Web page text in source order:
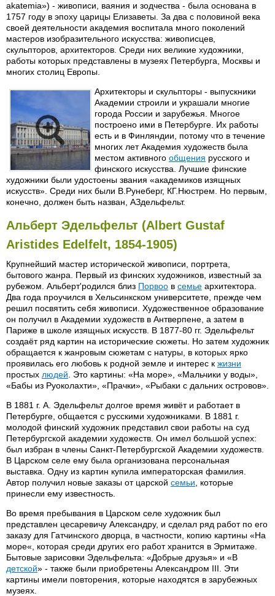
akatemia») - живописи, ваяния и зодчества - была основана в
1757 году в эпоху царицы Елизаветы. За два с половиной века
своей деятельности академия воспитала много поколений
мастеров изобразительного искусства: живописцев,
скульпторов, архитекторов. Среди них великие художники,
работы которых представлены в музеях Петербурга, Москвы и
многих столиц Европы.
Архитекторы и скульпторы - выпускники
Академии строили и украшали многие
города России и зарубежья. Многое
построено ими в Петербурге. Их работы
есть и в Финляндии, потому что в течение
многих лет Академия художеств была
местом активного общения русского и
финского искусства. Лучшие финские
художники были удостоены звания «академиков изящных
искусств». Среди них были В.Рунеберг, КГ.Нюстрем. Но первым,
конечно, должен быть назван, АЗдельфельт.
Альберт Эдельфельт (Albert Gustaf
Aristides Edelfelt, 1854-1905)
Крупнейший мастер исторической живописи, портрета,
бытового жанра. Первый из финских художников, известный за
рубежом. Альберт'родился близ Порвоо в семье архитектора.
Два года проучился в Хельсинкском университете, прежде чем
решил посвятить себя живописи. Художественное образование
он получил в Академии художеств в Антверпене, а затем в
Париже в школе изящных искусств. В 1877-80 гг. Эдельфельт
создаёт ряд картин на исторические сюжеты. Но затем художник
обращается к жанровым сюжетам с натуры, в которых ярко
проявилась его любовь к родной земле и интерес к жизни
простых людей . Это картины: «На море», «Мальчики у воды»,
«Бабы из Руоколахти», «Прачки», «Рыбаки с дальних островов».
В 1881 г. А. Эдельфельт долгое время живёт и работает в
Петербурге, общается с русскими художниками. В 1881 г.
молодой финский художник представил свои работы на суд
Петербургской академии художеств. Он имел большой успех:
был избран в члены Санкт-Петербургской Академии художеств.
В Царском селе ему была организована персональная
выставка. Одну из картин купила императорская фамилия.
Автор получил новые заказы от царской семьи , которые
принесли ему известность.
Во время пребывания в Царском селе художник был
представлен цесаревичу Александру, и сделал ряд работ по его
заказу для Гатчинского дворца, в частности, копию картины «На
море«, которая среди других его работ хранится в Эрмитаже.
Бытовые зарисовки Эдельфельта: «Добрые друзья» и «В
детской» - также были приобретены Александром III. Эти
картины имели повторения, которые находятся в зарубежных
музеях.